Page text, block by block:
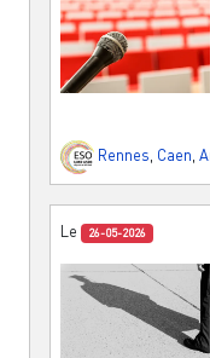
Rennes, Caen,
Le 26-05-2026